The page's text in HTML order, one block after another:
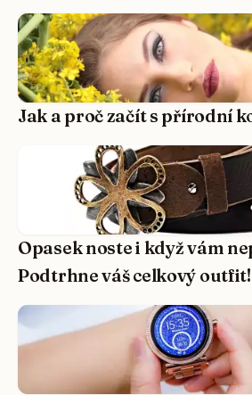
Jak a proč začít s přírodní
Opasek noste i když vám
Podtrhne váš celkový outfit!